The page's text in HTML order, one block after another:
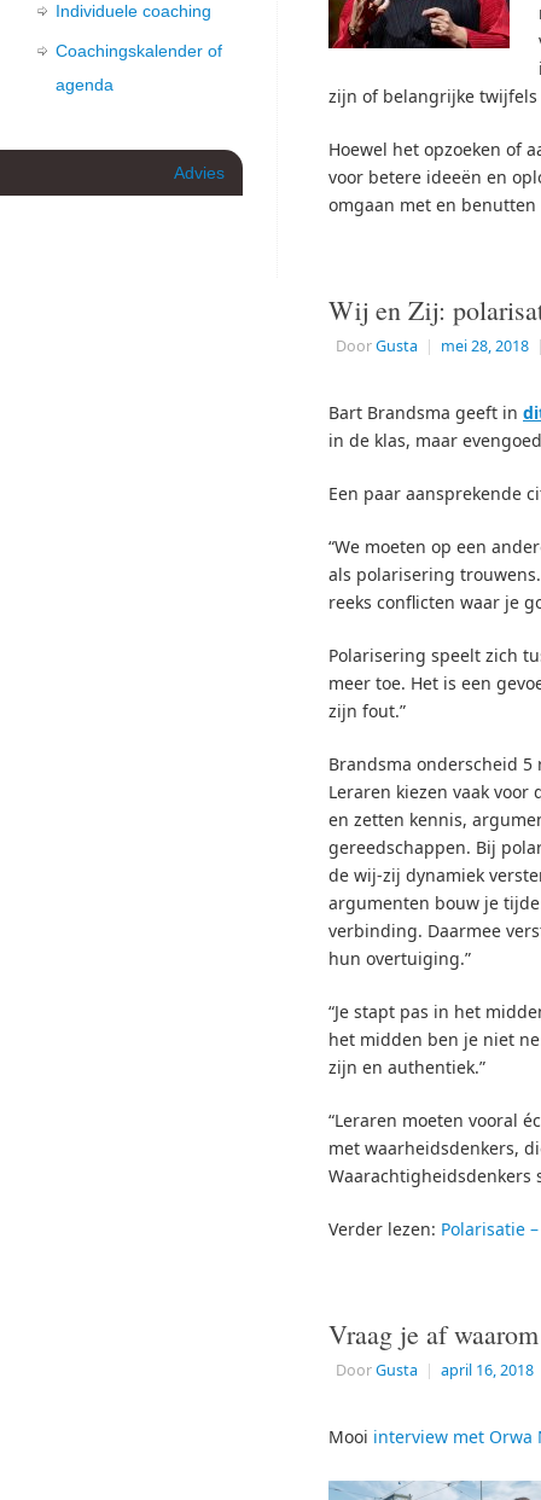
zijn of belangrijke
Hoewel het opzoeken of
voor betere ideeën en
omgaan met en benutten
Wij en Zij:
DoorGusta | mei 28, 2018
Bart Brandsma geeft in
in de klas, maar
Een paar aansprekende
“We moeten op een
als polarisering
reeks conflicten waar je
Polarisering speelt zich
meer toe. Het is een
zijn fout.”
Brandsma onderscheid
Leraren kiezen vaak
en zetten kennis,
gereedschappen. Bij
de wij-zij dynamiek
argumenten bouw je
verbinding. Daarmee
hun overtuiging.”
“Je stapt pas in het
het midden ben je niet
zijn en authentiek.”
“Leraren moeten vooral
met waarheidsdenkers,
Verder lezen: Polarisatie
Vraag je af
DoorGusta | april 16, 2018
Mooi interview met Orwa
Individuele coaching
Coachingskalender of
agenda
Advies